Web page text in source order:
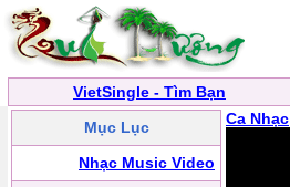
VietSingle - Tìm Bạn
Mục Lục
Nhạc Music Video
Ca Nhạc